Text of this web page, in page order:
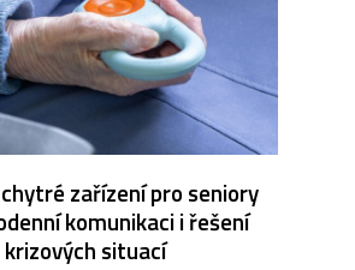
zařízení pro seniory
komunikaci i řešení
krizových situací